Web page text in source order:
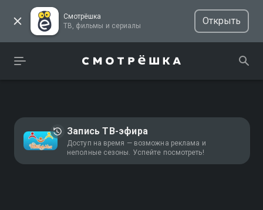
Смотрёшка
ТВ, фильмы и сериалы
Открыть
Запись ТВ-эфира
Доступ на время — возможна реклама и
неполные сезоны. Успейте посмотреть!